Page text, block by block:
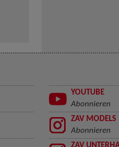
YOUTUBE
Abonnieren
ZAV MODELS
Abonnieren